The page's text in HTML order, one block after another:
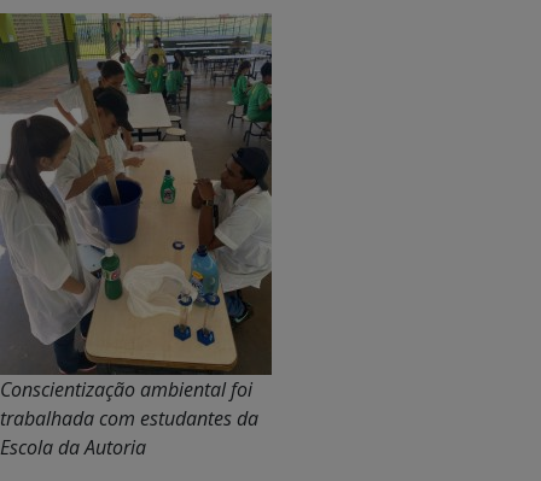
Conscientização ambiental foi
trabalhada com estudantes da
Escola da Autoria